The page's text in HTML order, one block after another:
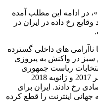
در ادامه این مطلب آمده
رخ داده در ایران در
ناآرامی های داخلی گسترده
در سال 2009 جنبش سبز در واکنش به پیروزی
ریاست جمهوری
شکل گرفت. سپس در ماه های دسامبر 2017 و ژانویه 2018
رخ دادند. ایران برای
اینترنت را قطع کرده